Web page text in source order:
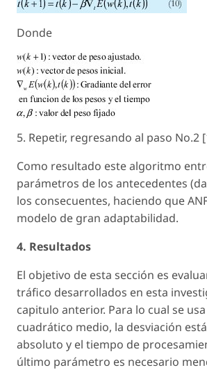
Donde
5. Repetir, regresando al paso No.2
Como resultado este algoritmo
parámetros de los antecedentes
los consecuentes, haciendo que
modelo de gran adaptabilidad.
4. Resultados
El objetivo de esta sección es
tráfico desarrollados en esta
capitulo anterior. Para lo cual se
cuadrático medio, la desviación
absoluto y el tiempo de
último parámetro es necesario